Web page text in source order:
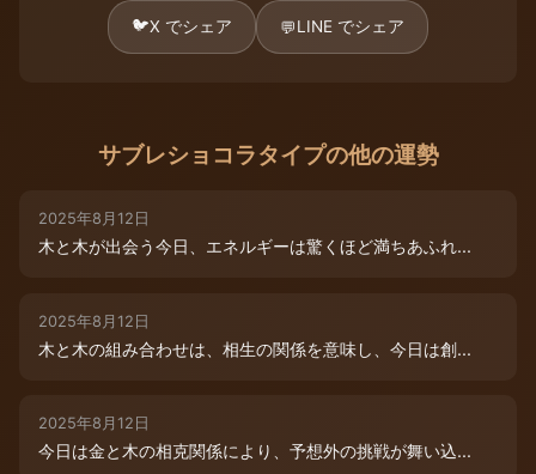
🐦X でシェア 💬LINE でシェア
サブレショコラタイプの他の運勢
2025年8月12日
木と木が出会う今日、エネルギーは驚くほど満ちあふれ...
2025年8月12日
木と木の組み合わせは、相生の関係を意味し、今日は創...
2025年8月12日
今日は金と木の相克関係により、予想外の挑戦が舞い込...